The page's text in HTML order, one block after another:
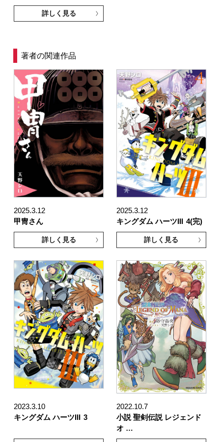
詳しく見る
著者の関連作品
2025.3.12
甲冑さん
詳しく見る
2025.3.12
キングダム ハーツIII
4(完)
詳しく見る
2023.3.10
キングダム ハーツIII
3
2022.10.7
小説 聖剣伝説 レジェンド
オ …